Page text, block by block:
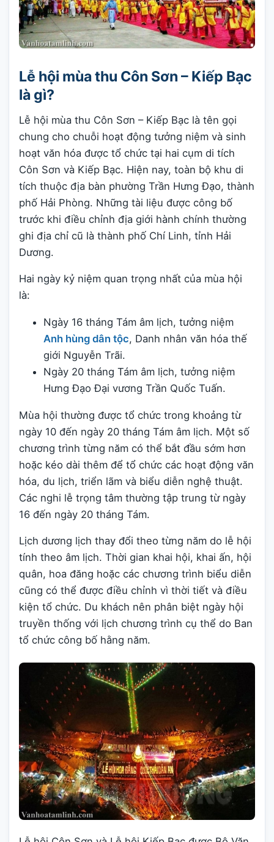
Lễ hội mùa thu Côn Sơn – Kiếp Bạc
là gì?
Lễ hội mùa thu Côn Sơn – Kiếp Bạc là tên gọi
chung cho chuỗi hoạt động tưởng niệm và sinh
hoạt văn hóa được tổ chức tại hai cụm di tích
Côn Sơn và Kiếp Bạc. Hiện nay, toàn bộ khu di
tích thuộc địa bàn phường Trần Hưng Đạo, thành
phố Hải Phòng. Những tài liệu được công bố
trước khi điều chỉnh địa giới hành chính thường
ghi địa chỉ cũ là thành phố Chí Linh, tỉnh Hải
Dương.
Hai ngày kỷ niệm quan trọng nhất của mùa hội
là:
Ngày 16 tháng Tám âm lịch, tưởng niệm
Anh hùng dân tộc, Danh nhân văn hóa thế
giới Nguyễn Trãi.
Ngày 20 tháng Tám âm lịch, tưởng niệm
Hưng Đạo Đại vương Trần Quốc Tuấn.
Mùa hội thường được tổ chức trong khoảng từ
ngày 10 đến ngày 20 tháng Tám âm lịch. Một số
chương trình từng năm có thể bắt đầu sớm hơn
hoặc kéo dài thêm để tổ chức các hoạt động văn
hóa, du lịch, triển lãm và biểu diễn nghệ thuật.
Các nghi lễ trọng tâm thường tập trung từ ngày
16 đến ngày 20 tháng Tám.
Lịch dương lịch thay đổi theo từng năm do lễ hội
tính theo âm lịch. Thời gian khai hội, khai ấn, hội
quân, hoa đăng hoặc các chương trình biểu diễn
cũng có thể được điều chỉnh vì thời tiết và điều
kiện tổ chức. Du khách nên phân biệt ngày hội
truyền thống với lịch chương trình cụ thể do Ban
tổ chức công bố hằng năm.